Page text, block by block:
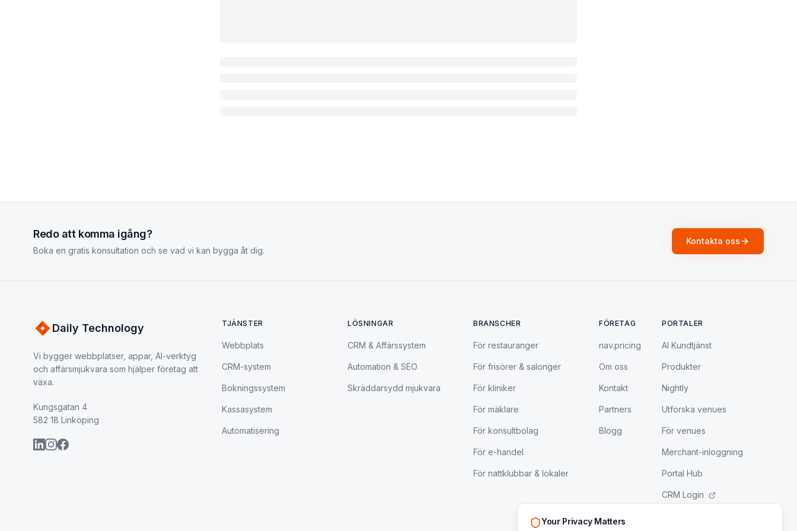
Redo att komma igång?
Boka en gratis konsultation och se vad vi kan bygga åt dig.
Kontakta oss
Daily Technology
Vi bygger webbplatser, appar, AI-verktyg
och affärsmjukvara som hjälper företag att
växa.
Kungsgatan 4
582 18 Linköping
TJÄNSTER
Webbplats
CRM-system
Bokningssystem
Kassasystem
Automatisering
LÖSNINGAR
CRM & Affärssystem
Automation & SEO
Skräddarsydd mjukvara
BRANSCHER
För restauranger
För frisörer & salonger
För kliniker
För mäklare
För konsultbolag
För e-handel
För nattklubbar & lokaler
FÖRETAG
nav.pricing
Om oss
Kontakt
Partners
Blogg
PORTALER
AI Kundtjänst
Produkter
Nightly
Utforska venues
För venues
Merchant-inloggning
Portal Hub
CRM Login
Your Privacy Matters